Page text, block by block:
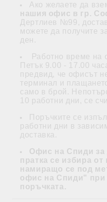
Ако желаете да
нашия офис в гр.
Дертлиев №99,
можете да получите
ден.
Работно време на
Петък 9.00 - 17.00
предвид, че офисът
терминал и
само в брой.
10 работни дни, се
Поръчките се
работни дни в
доставка.
Офис на Спиди за
пратка се избира
намиращо се под
офис на Спиди" при
поръчката.